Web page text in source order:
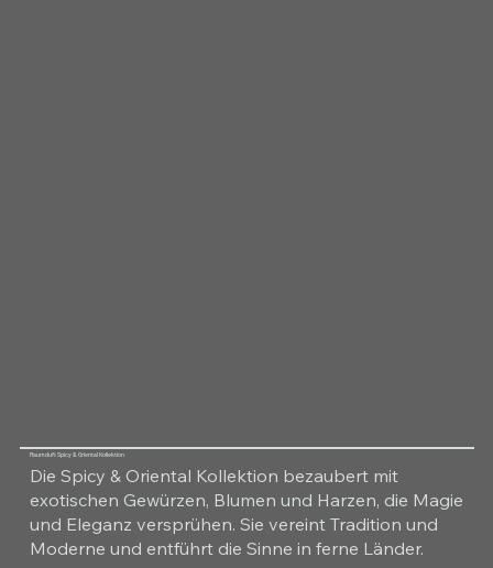
Raumduft Spicy & Oriental Kollektion
Die Spicy & Oriental Kollektion bezaubert mit
exotischen Gewürzen, Blumen und Harzen, die Magie
und Eleganz versprühen. Sie vereint Tradition und
Moderne und entführt die Sinne in ferne Länder.